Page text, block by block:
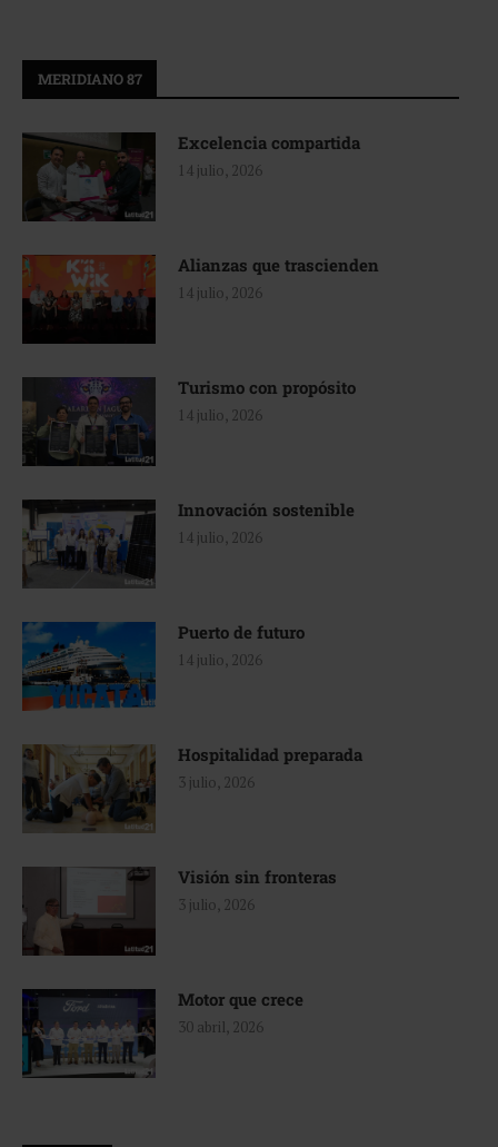
MERIDIANO 87
Excelencia compartida
14 julio, 2026
Alianzas que trascienden
14 julio, 2026
Turismo con propósito
14 julio, 2026
Innovación sostenible
14 julio, 2026
Puerto de futuro
14 julio, 2026
Hospitalidad preparada
3 julio, 2026
Visión sin fronteras
3 julio, 2026
Motor que crece
30 abril, 2026